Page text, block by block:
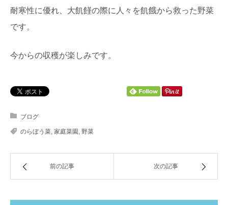
耐寒性に優れ、大飢饉の際に人々を飢餓から救った野菜
です。
今からの収穫が楽しみです。
ブログ
のらぼう菜 家庭菜園 野菜
前の記事 次の記事